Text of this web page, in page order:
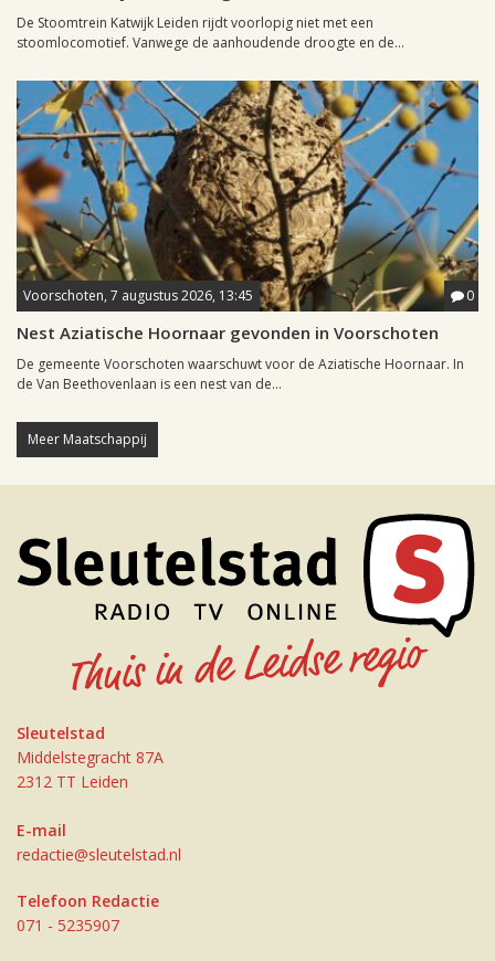
De Stoomtrein Katwijk Leiden rijdt voorlopig niet met een
stoomlocomotief. Vanwege de aanhoudende droogte en de...
Voorschoten, 7 augustus 2026, 13:45 0
Nest Aziatische Hoornaar gevonden in Voorschoten
De gemeente Voorschoten waarschuwt voor de Aziatische Hoornaar. In
de Van Beethovenlaan is een nest van de...
Meer Maatschappij
Sleutelstad
Middelstegracht 87A
2312 TT Leiden
E-mail
redactie@sleutelstad.nl
Telefoon Redactie
071 - 5235907